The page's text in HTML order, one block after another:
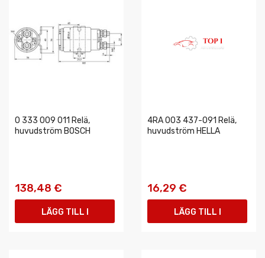
0 333 009 011 Relä,
huvudström BOSCH
138,48 €
LÄGG TILL I
4RA 003 437-091 Relä,
huvudström HELLA
16,29 €
LÄGG TILL I